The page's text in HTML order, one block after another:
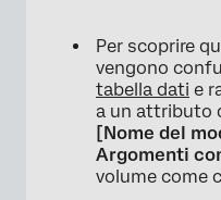
Per scoprire
vengono
tabella dati e
a un attributo
[Nome del
Argomenti
volume come